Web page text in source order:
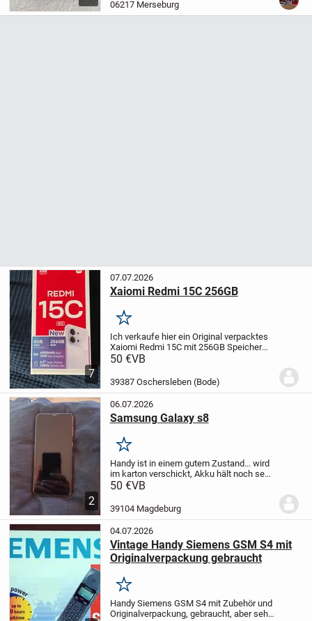
Displayschutzf...
06217 Merseburg
7
07.07.2026
Xaiomi Redmi 15C 256GB
Merken
Ich verkaufe hier ein Original verpacktes
Xaiomi Redmi 15C mit 256GB Speicher
und 8GB RAM.
versicherter Versand. Keine Abholung
ich...
50 €VB
39387 Oschersleben (Bode)
2
06.07.2026
Samsung Galaxy s8
Merken
Handy ist in einem gutem Zustand... wird
im karton verschickt, Akku hält noch sehr
gut Inklusive Versand Gebühren
50 €VB
39104 Magdeburg
04.07.2026
Vintage Handy Siemens GSM S4 mit
Originalverpackung gebraucht
Merken
Handy Siemens GSM S4 mit Zubehör und
Originalverpackung, gebraucht, aber sehr